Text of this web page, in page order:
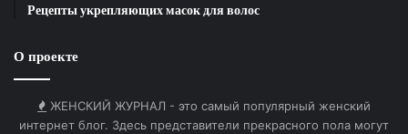
Рецепты укрепляющих масок для волос
О проекте
ЖЕНСКИЙ ЖУРНАЛ - это самый популярный женский
интернет блог. Здесь представители прекрасного пола могут